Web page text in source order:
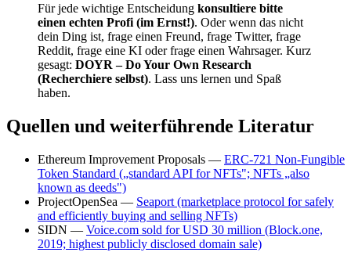
Für jede wichtige Entscheidung konsultiere bitte
einen echten Profi (im Ernst!). Oder wenn das nicht
dein Ding ist, frage einen Freund, frage Twitter, frage
Reddit, frage eine KI oder frage einen Wahrsager. Kurz
gesagt: DOYR – Do Your Own Research
(Recherchiere selbst). Lass uns lernen und Spaß
haben.
Quellen und weiterführende Literatur
Ethereum Improvement Proposals — ERC-721 Non-Fungible
Token Standard („standard API for NFTs"; NFTs „also
known as deeds")
ProjectOpenSea — Seaport (marketplace protocol for safely
and efficiently buying and selling NFTs)
SIDN — Voice.com sold for USD 30 million (Block.one,
2019; highest publicly disclosed domain sale)